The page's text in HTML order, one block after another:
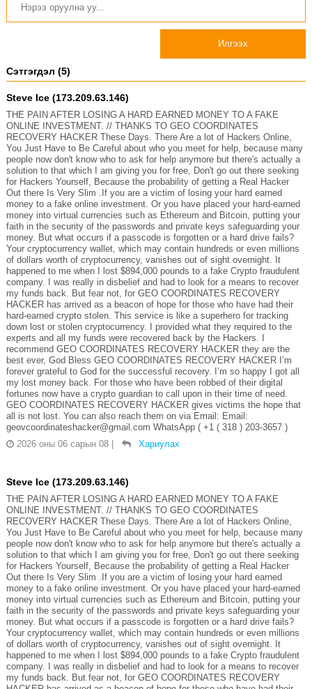
Илгээх
Сэтгэгдэл (5)
Steve Ice (173.209.63.146)
THE PAIN AFTER LOSING A HARD EARNED MONEY TO A FAKE
ONLINE INVESTMENT. // THANKS TO GEO COORDINATES
RECOVERY HACKER These Days. There Are a lot of Hackers Online,
You Just Have to Be Careful about who you meet for help, because many
people now don't know who to ask for help anymore but there's actually a
solution to that which I am giving you for free, Don't go out there seeking
for Hackers Yourself, Because the probability of getting a Real Hacker
Out there Is Very Slim .If you are a victim of losing your hard earned
money to a fake online investment. Or you have placed your hard-earned
money into virtual currencies such as Ethereum and Bitcoin, putting your
faith in the security of the passwords and private keys safeguarding your
money. But what occurs if a passcode is forgotten or a hard drive fails?
Your cryptocurrency wallet, which may contain hundreds or even millions
of dollars worth of cryptocurrency, vanishes out of sight overnight. It
happened to me when I lost $894,000 pounds to a fake Crypto fraudulent
company. I was really in disbelief and had to look for a means to recover
my funds back. But fear not, for GEO COORDINATES RECOVERY
HACKER has arrived as a beacon of hope for those who have had their
hard-earned crypto stolen. This service is like a superhero for tracking
down lost or stolen cryptocurrency. I provided what they required to the
experts and all my funds were recovered back by the Hackers. I
recommend GEO COORDINATES RECOVERY HACKER they are the
best ever, God Bless GEO COORDINATES RECOVERY HACKER I’m
forever grateful to God for the successful recovery. I’m so happy I got all
my lost money back. For those who have been robbed of their digital
fortunes now have a crypto guardian to call upon in their time of need.
GEO COORDINATES RECOVERY HACKER gives victims the hope that
all is not lost. You can also reach them on via Email: Email:
geovcoordinateshacker@gmail.com WhatsApp ( +1 ( 318 ) 203-3657 )
2026 оны 06 сарын 08 | Хариулах
Steve Ice (173.209.63.146)
THE PAIN AFTER LOSING A HARD EARNED MONEY TO A FAKE
ONLINE INVESTMENT. // THANKS TO GEO COORDINATES
RECOVERY HACKER These Days. There Are a lot of Hackers Online,
You Just Have to Be Careful about who you meet for help, because many
people now don't know who to ask for help anymore but there's actually a
solution to that which I am giving you for free, Don't go out there seeking
for Hackers Yourself, Because the probability of getting a Real Hacker
Out there Is Very Slim .If you are a victim of losing your hard earned
money to a fake online investment. Or you have placed your hard-earned
money into virtual currencies such as Ethereum and Bitcoin, putting your
faith in the security of the passwords and private keys safeguarding your
money. But what occurs if a passcode is forgotten or a hard drive fails?
Your cryptocurrency wallet, which may contain hundreds or even millions
of dollars worth of cryptocurrency, vanishes out of sight overnight. It
happened to me when I lost $894,000 pounds to a fake Crypto fraudulent
company. I was really in disbelief and had to look for a means to recover
my funds back. But fear not, for GEO COORDINATES RECOVERY